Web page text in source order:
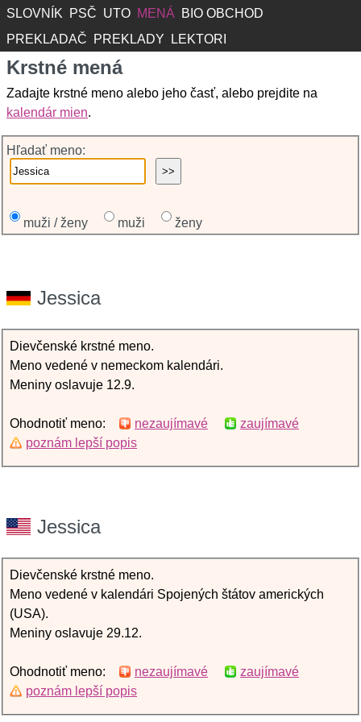
SLOVNÍK PSČ UTO MENÁ
BIO OBCHOD
PREKLADAČ
PREKLADY LEKTORI
Krstné mená
Zadajte krstné meno alebo jeho časť, alebo prejdite na
kalendár mien.
Hľadať meno:
muži / ženy muži ženy
Jessica
Dievčenské krstné meno.
Meno vedené v nemeckom kalendári.
Meniny oslavuje 12.9.
Ohodnotiť meno: nezaujímavé
zaujímavé
poznám lepší popis
Jessica
Dievčenské krstné meno.
Meno vedené v kalendári Spojených štátov amerických
(USA).
Meniny oslavuje 29.12.
Ohodnotiť meno: nezaujímavé
zaujímavé
poznám lepší popis